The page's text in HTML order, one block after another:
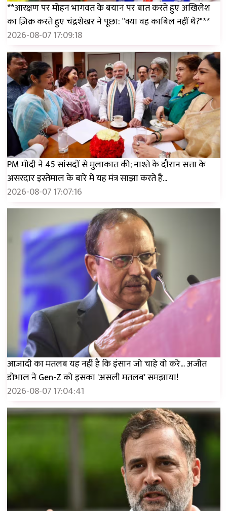
**आरक्षण पर मोहन भागवत के बयान पर बात करते हुए अखिलेश
का ज़िक्र करते हुए चंद्रशेखर ने पूछा: "क्या वह काबिल नहीं थे?"**
2026-08-07 17:09:18
PM मोदी ने 45 सांसदों से मुलाकात की; नाश्ते के दौरान सत्ता के
असरदार इस्तेमाल के बारे में यह मंत्र साझा करते हैं...
2026-08-07 17:07:16
आज़ादी का मतलब यह नहीं है कि इंसान जो चाहे वो करे... अजीत
डोभाल ने Gen-Z को इसका 'असली मतलब' समझाया!
2026-08-07 17:04:41